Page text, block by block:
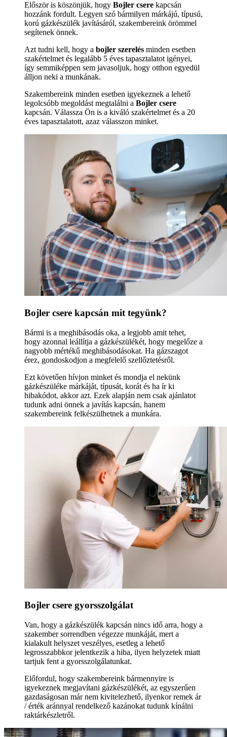
Először is köszönjük, hogy Bojler csere kapcsán
hozzánk fordult. Legyen szó bármilyen márkájú, típusú,
korú gázkészülék javításáról, szakembereink örömmel
segítenek önnek.
Azt tudni kell, hogy a bojler szerelés minden esetben
szakértelmet és legalább 5 éves tapasztalatot igényei,
így semmiképpen sem javasoljuk, hogy otthon egyedül
álljon neki a munkának.
Szakembereink minden esetben igyekeznek a lehető
legolcsóbb megoldást megtalálni a Bojler csere
kapcsán. Válassza Ön is a kiváló szakértelmet és a 20
éves tapasztalatott, azaz válasszon minket.
Bojler csere kapcsán mit tegyünk?
Bármi is a meghibásodás oka, a legjobb amit tehet,
hogy azonnal leállítja a gázkészülékét, hogy megelőze a
nagyobb mértékű meghibásodásokat. Ha gázszagot
érez, gondoskodjon a megfelelő szellőztetésről.
Ezt követően hívjon minket és mondja el nekünk
gázkészüléke márkáját, típusát, korát és ha ír ki
hibakódot, akkor azt. Ezek alapján nem csak ajánlatot
tudunk adni önnek a javítás kapcsán, hanem
szakembereink felkészülhetnek a munkára.
Bojler csere gyorsszolgálat
Van, hogy a gázkészülék kapcsán nincs idő arra, hogy a
szakember sorrendben végezze munkáját, mert a
kialakult helyszet veszélyes, esetleg a lehető
legrosszabbkor jelentkezik a hiba, ilyen helyzetek miatt
tartjuk fent a gyorsszolgálatunkat.
Előfordul, hogy szakembereink bármennyire is
igyekeznek megjavítani gázkészülékét, az egyszerűen
gazdaságosan már nem kivitelezhető, ilyenkor remek ár
/ érték aránnyal rendelkező kazánokat tudunk kínálni
raktárkészletről.